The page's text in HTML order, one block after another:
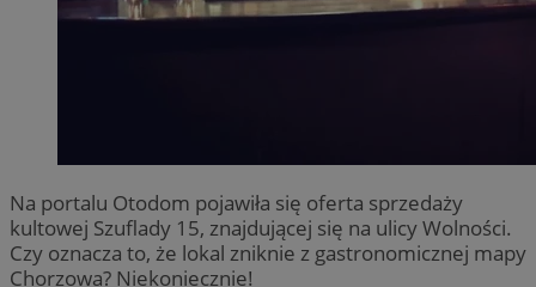
Na portalu Otodom pojawiła się oferta sprzedaży
kultowej Szuflady 15, znajdującej się na ulicy Wolności.
Czy oznacza to, że lokal zniknie z gastronomicznej mapy
Chorzowa? Niekoniecznie!